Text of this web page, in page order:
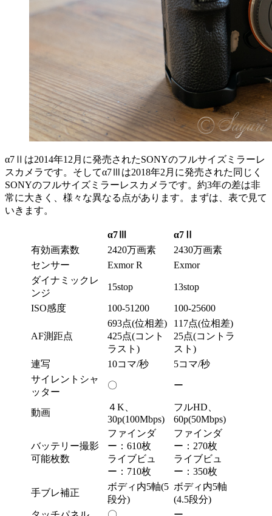
α7Ⅱは2014年12月に発売されたSONYのフルサイズミラーレ
スカメラです。そしてα7Ⅲは2018年2月に発売された同じく
SONYのフルサイズミラーレスカメラです。約3年の差は非
常に大きく、様々な異なる点があります。まずは、表で見て
いきます。
α7Ⅲ
α7Ⅱ
有効画素数
2420万画素
2430万画素
センサー
Exmor R
Exmor
ダイナミックレ
ンジ
15stop 13stop
ISO感度 100-51200 100-25600
AF測距点
693点(位相差)
425点(コント
ラスト)
117点(位相差)
25点(コントラ
スト)
連写
10コマ/秒
5コマ/秒
サイレントシャ
ッター
〇 ー
動画
４K、
30p(100Mbps)
フルHD、
60p(50Mbps)
バッテリー撮影
可能枚数
ファインダ
ー：610枚
ライブビュ
ー：710枚
ファインダ
ー：270枚
ライブビュ
ー：350枚
手ブレ補正
ボディ内5軸(5
段分)
ボディ内5軸
(4.5段分)